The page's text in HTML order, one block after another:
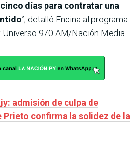
días para contratar una
”, detalló Encina al programa
Universo 970 AM/Nación Media.
admisión de culpa de
Prieto confirma la solidez de la